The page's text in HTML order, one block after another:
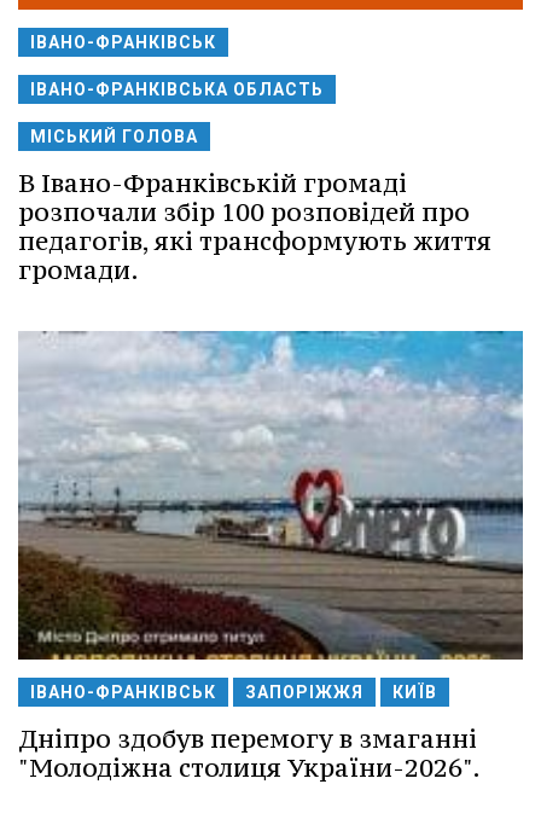
ІВАНО-ФРАНКІВСЬК
ІВАНО-ФРАНКІВСЬКА ОБЛАСТЬ
МІСЬКИЙ ГОЛОВА
В Івано-Франківській громаді
розпочали збір 100 розповідей про
педагогів, які трансформують життя
громади.
ІВАНО-ФРАНКІВСЬК ЗАПОРІЖЖЯ КИЇВ
Дніпро здобув перемогу в змаганні
"Молодіжна столиця України-2026".